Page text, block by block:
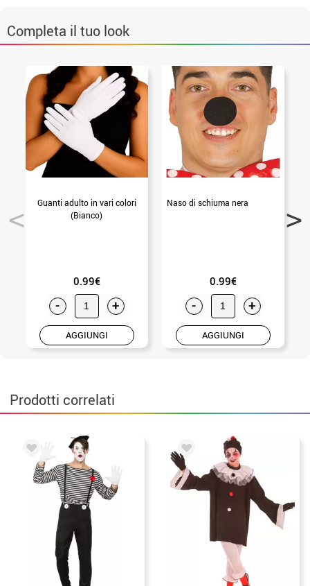
Completa il tuo look
Guanti adulto in vari colori
(Bianco)
0.99€
- +
AGGIUNGI
Naso di schiuma nera
0.99€
- +
AGGIUNGI
Prodotti correlati